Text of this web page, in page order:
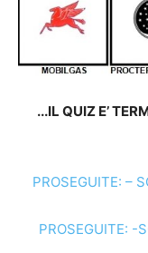
...IL QUIZ E’
PROSEGUITE: –
PROSEGUITE: -